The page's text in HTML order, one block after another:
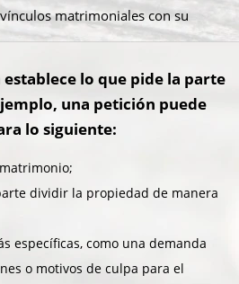
matrimoniales con su
lo que pide la parte
una petición puede
lo siguiente:
dividir la propiedad de manera
específicas, como una demanda
o motivos de culpa para el